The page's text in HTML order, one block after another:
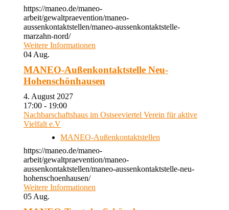
https://maneo.de/maneo-
arbeit/gewaltpraevention/maneo-
aussenkontaktstellen/maneo-aussenkontaktstelle-
marzahn-nord/
Weitere Informationen
04 Aug.
MANEO-Außenkontaktstelle Neu-
Hohenschönhausen
4. August 2027
17:00 - 19:00
Nachbarschaftshaus im Ostseeviertel Verein für aktive
Vielfalt e.V
MANEO-Außenkontaktstellen
https://maneo.de/maneo-
arbeit/gewaltpraevention/maneo-
aussenkontaktstellen/maneo-aussenkontaktstelle-neu-
hohenschoenhausen/
Weitere Informationen
05 Aug.